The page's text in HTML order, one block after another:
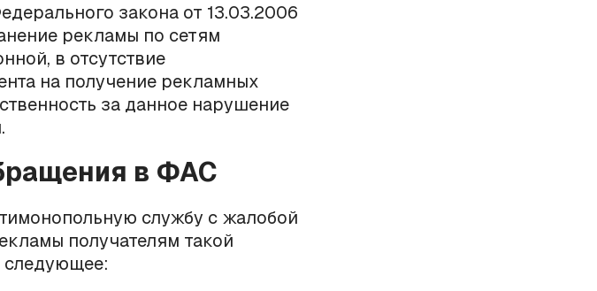
закона от 13.03.2006
рекламы по сетям
в отсутствие
на получение рекламных
за данное нарушение
в ФАС
службу с жалобой
получателям такой
следующее: